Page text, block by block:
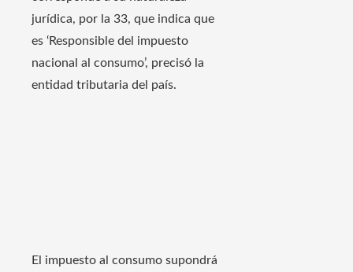
jurídica, por la 33, que indica que
es ‘Responsible del impuesto
nacional al consumo’, precisó la
entidad tributaria del país.
El impuesto al consumo supondrá